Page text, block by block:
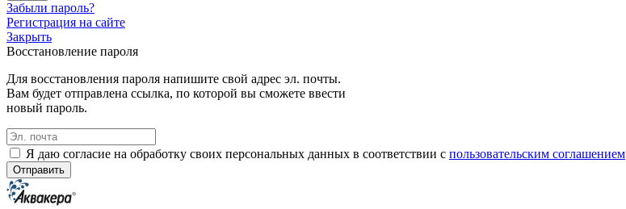
Забыли пароль?
Регистрация на сайте
Закрыть
Восстановление пароля
Для восстановления пароля напишите свой адрес эл. почты.
Вам будет отправлена ссылка, по которой вы сможете ввести
новый пароль.
Я даю согласие на обработку своих персональных данных в соответствии с пользовательским соглашением